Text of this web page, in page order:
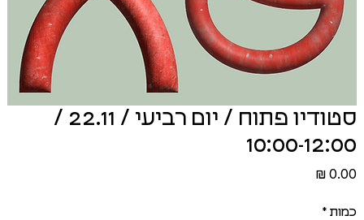
סטודיו פתוח / יום רביעי / 22.11 /
10:00-12:00
מחיר
כמות *